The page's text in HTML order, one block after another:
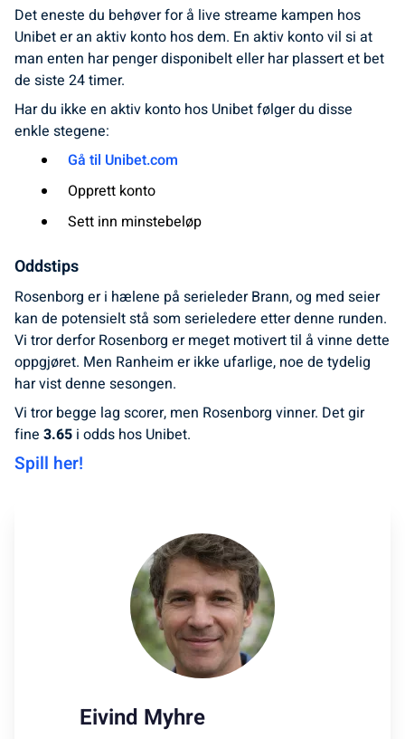
Det eneste du behøver for å live streame kampen hos
Unibet er an aktiv konto hos dem. En aktiv konto vil si at
man enten har penger disponibelt eller har plassert et bet
de siste 24 timer.
Har du ikke en aktiv konto hos Unibet følger du disse
enkle stegene:
Gå til Unibet.com
Opprett konto
Sett inn minstebeløp
Oddstips
Rosenborg er i hælene på serieleder Brann, og med seier
kan de potensielt stå som serieledere etter denne runden.
Vi tror derfor Rosenborg er meget motivert til å vinne dette
oppgjøret. Men Ranheim er ikke ufarlige, noe de tydelig
har vist denne sesongen.
Vi tror begge lag scorer, men Rosenborg vinner. Det gir
fine 3.65 i odds hos Unibet.
Spill her!
Eivind Myhre